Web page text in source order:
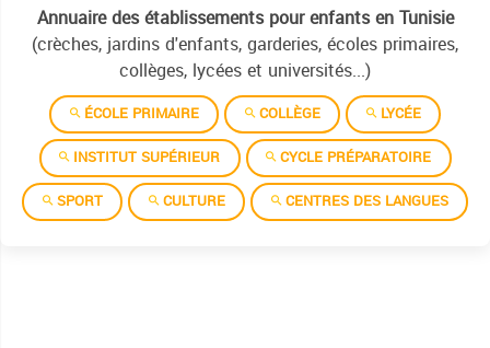
Annuaire des établissements pour enfants en Tunisie
(crèches, jardins d'enfants, garderies, écoles primaires,
collèges, lycées et universités...)
ÉCOLE PRIMAIRE COLLÈGE
LYCÉE
INSTITUT SUPÉRIEUR
CYCLE PRÉPARATOIRE
SPORT
CULTURE CENTRES DES LANGUES